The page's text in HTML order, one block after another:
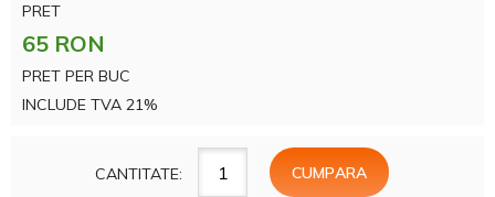
PRET
65 RON
PRET PER BUC
INCLUDE TVA 21%
CANTITATE: